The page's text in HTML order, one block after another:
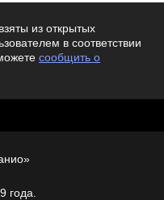
из открытых
в соответствии
сообщить о
года.